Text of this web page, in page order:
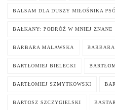
BALSAM DLA DUSZY MIŁOŚNIKA
BAŁKANY: PODRÓŻ W MNIEJ ZNANE
BARBARA MALAWSKA BARBARA
BARTŁOMIEJ BIELECKI
BARTŁOMIEJ SZMYTKOWSKI
BARTOSZ SZCZYGIELSKI